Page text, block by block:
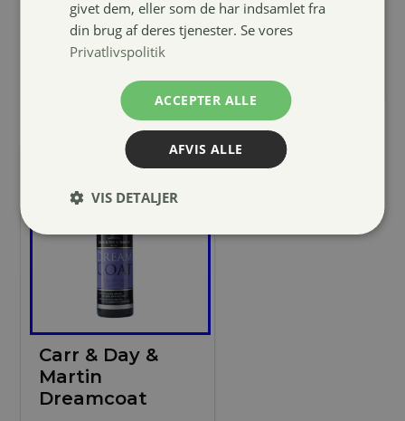
399,00kr.
Carr & Day &
Martin
Dreamcoat
givet dem, eller som de har indsamlet fra
din brug af deres tjenester. Se vores
Privatlivspolitik
ACCEPTER ALLE
AFVIS ALLE
VIS DETALJER